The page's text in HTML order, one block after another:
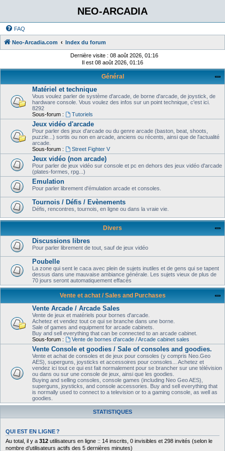
NEO-ARCADIA
FAQ
Neo-Arcadia.com Index du forum
Dernière visite : 08 août 2026, 01:16
Il est 08 août 2026, 01:16
Général
Matériel et technique
Vous voulez parler de système d'arcade, de borne d'arcade, de joystick, de
hardware console. Vous voulez des infos sur un point technique, c'est ici.
8292
Sous-forum :
Tutoriels
Jeux vidéo d'arcade
Pour parler des jeux d'arcade ou du genre arcade (baston, beat, shoots,
puzzle...) sortis ou non en arcade, anciens ou récents, ainsi que de l'actualité
arcade.
Sous-forum :
Street Fighter V
Jeux vidéo (non arcade)
Pour parler de jeux vidéo sur console et pc en dehors des jeux vidéo d'arcade
(plates-formes, rpg...)
Emulation
Pour parler librement d'émulation arcade et consoles.
Tournois / Défis / Evènements
Défis, rencontres, tournois, en ligne ou dans la vraie vie.
Divers
Discussions libres
Pour parler librement de tout, sauf de jeux vidéo
Poubelle
La zone qui sent le caca avec plein de sujets inutiles et de gens qui se tapent
dessus dans une mauvaise ambiance générale. Les sujets vieux de plus de
70 jours seront automatiquement effacés
Vente et achat / Sales and Purchases
Vente Arcade / Arcade Sales
Vente de jeux et matériels pour bornes d'arcade.
Achetez et vendez tout ce qui se branche dans une borne.
Sale of games and equipment for arcade cabinets.
Buy and sell everything that can be connected to an arcade cabinet.
Sous-forum :
Vente de bornes d'arcade / Arcade cabinet sales
Vente Console et goodies / Sale of consoles and goodies.
Vente et achat de consoles et de jeux pour consoles (y compris Neo.Geo
AES), superguns, joysticks et accessoires pour consoles... Achetez et
vendez ici tout ce qui est fait normalement pour se brancher sur une télévision
ou dans ou sur une console de jeux, ainsi que les goodies.
Buying and selling consoles, console games (including Neo Geo AES),
superguns, joysticks, and console accessories. Buy and sell everything that
is normally used to connect to a television or to a gaming console, as well as
goodies.
STATISTIQUES
QUI EST EN LIGNE ?
Au total, il y a 312 utilisateurs en ligne :: 14 inscrits, 0 invisibles et 298 invités (selon le
nombre d’utilisateurs actifs des 5 dernières minutes)